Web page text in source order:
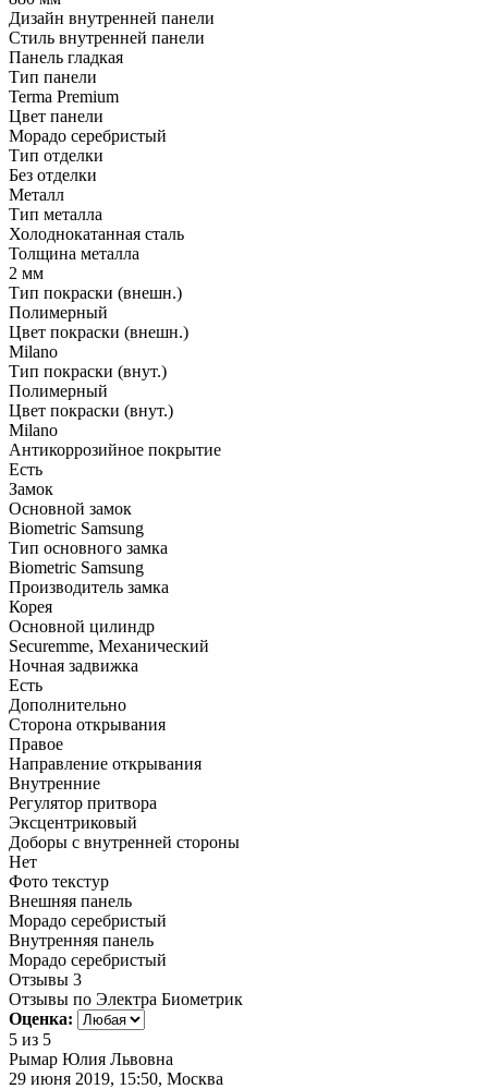
Дизайн внутренней панели
Стиль внутренней панели
Панель гладкая
Тип панели
Terma Premium
Цвет панели
Морадо серебристый
Тип отделки
Без отделки
Металл
Тип металла
Холоднокатанная сталь
Толщина металла
2 мм
Тип покраски (внешн.)
Полимерный
Цвет покраски (внешн.)
Milano
Тип покраски (внут.)
Полимерный
Цвет покраски (внут.)
Milano
Антикоррозийное покрытие
Есть
Замок
Основной замок
Biometric Samsung
Тип основного замка
Biometric Samsung
Производитель замка
Корея
Основной цилиндр
Securemme, Механический
Ночная задвижка
Есть
Дополнительно
Сторона открывания
Правое
Направление открывания
Внутренние
Регулятор притвора
Эксцентриковый
Доборы с внутренней стороны
Нет
Фото текстур
Внешняя панель
Морадо серебристый
Внутренняя панель
Морадо серебристый
Отзывы 3
Отзывы по Электра Биометрик
Оценка:
5 из 5
Рымар Юлия Львовна
29 июня 2019, 15:50, Москва